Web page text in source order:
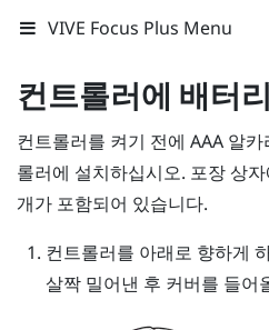
VIVE Focus Plus Menu
컨트롤러에 배터
컨트롤러를 켜기 전에 AAA 알
롤러에 설치하십시오. 포장 상
개가 포함되어 있습니다.
컨트롤러를 아래로 향하게
살짝 밀어낸 후 커버를 들어